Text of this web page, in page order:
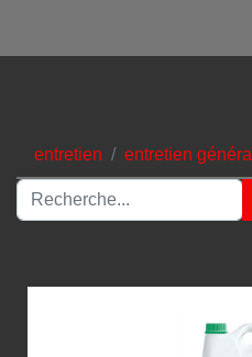
entretien entretien général
Rechercher